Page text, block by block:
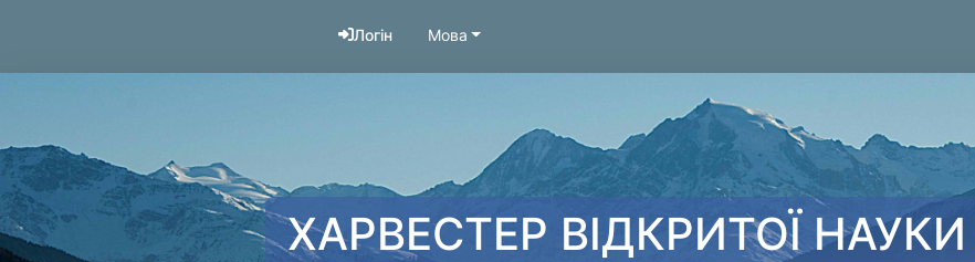
Логін
Мова
ХАРВЕСТЕР ВІДКРИТОЇ